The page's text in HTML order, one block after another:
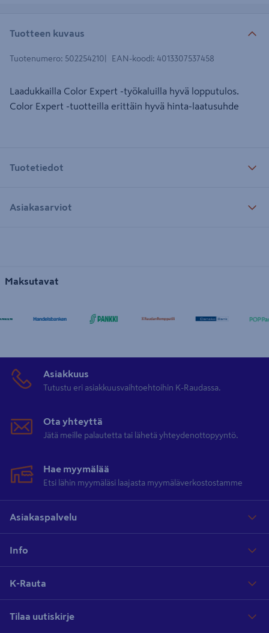
Tuotteen kuvaus
Tuotenumero: 502254210 EAN-koodi: 4013307537458
Laadukkailla Color Expert -työkaluilla hyvä lopputulos.
Color Expert -tuotteilla erittäin hyvä hinta-laatusuhde
Tuotetiedot
Asiakasarviot
Maksutavat
Asiakkuus
Tutustu eri asiakkuusvaihtoehtoihin K-Raudassa.
Ota yhteyttä
Jätä meille palautetta tai lähetä yhteydenottopyyntö.
Hae myymälää
Etsi lähin myymäläsi laajasta myymäläverkostostamme
Asiakaspalvelu
Info
K-Rauta
Tilaa uutiskirje